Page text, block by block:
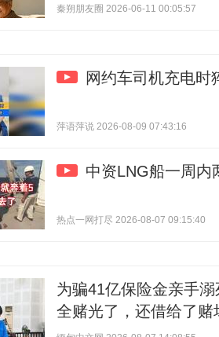
秦朔朋友圈 2026-06-11 00:05:57
网约车司机充电时
萍语萍说 2026-08-09 07:43:16
中资LNG船一周内
热点一网打尽 2026-08-07 09:15:40
为骗41亿保险金亲手
全赌光了，还借给了赌